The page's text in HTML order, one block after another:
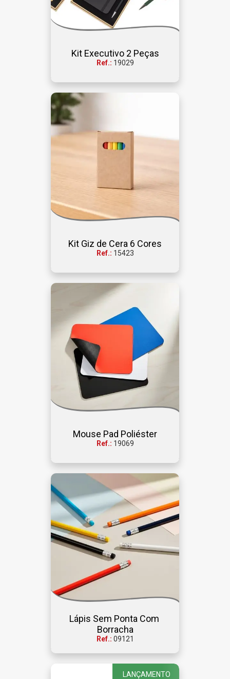
Kit Executivo 2 Peças
Ref.: 19029
Kit Giz de Cera 6 Cores
Ref.: 15423
Mouse Pad Poliéster
Ref.: 19069
Lápis Sem Ponta Com
Borracha
Ref.: 09121
LANÇAMENTO